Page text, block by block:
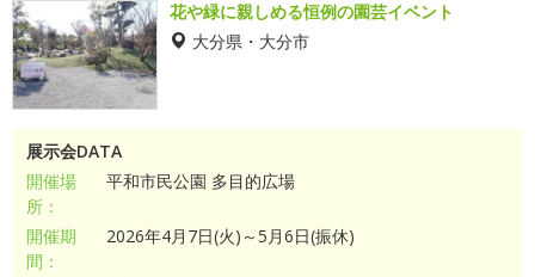
花や緑に親しめる恒例の園芸イベント
大分県・大分市
展示会DATA
開催場
所：
平和市民公園 多目的広場
開催期
間：
2026年4月7日(火)～5月6日(振休)